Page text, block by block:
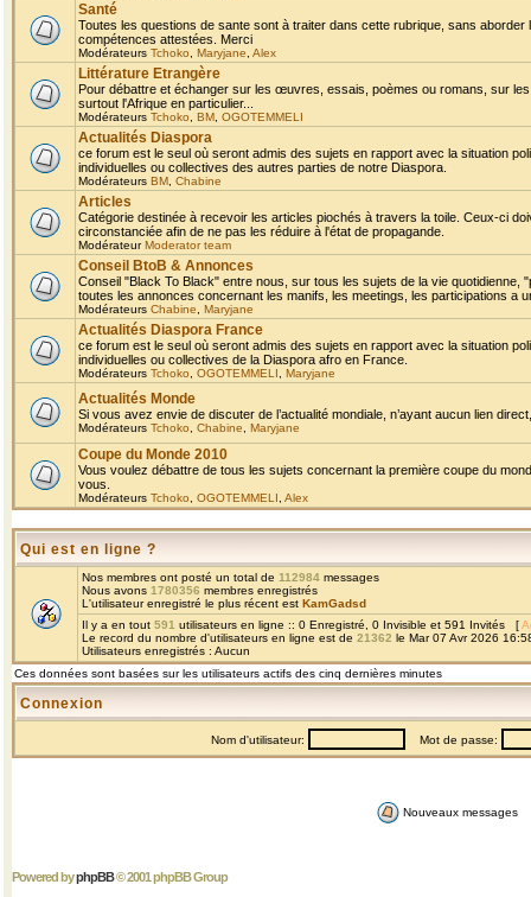
Santé
Toutes les questions de sante sont à traiter dans cette rubrique, sans
compétences attestées. Merci
Modérateurs Tchoko Maryjane Alex
Littérature Etrangère
Pour débattre et échanger sur les œuvres, essais, poèmes ou romans, sur
surtout l'Afrique en particulier...
Modérateurs Tchoko BM OGOTEMMELI
Actualités Diaspora
ce forum est le seul où seront admis des sujets en rapport avec la situation
individuelles ou collectives des autres parties de notre Diaspora.
Modérateurs BM Chabine
Articles
Catégorie destinée à recevoir les articles piochés à travers la toile. Ceux-ci
circonstanciée afin de ne pas les réduire à l'état de propagande.
ModérateurModerator team
Conseil BtoB & Annonces
Conseil "Black To Black" entre nous, sur tous les sujets de la vie
toutes les annonces concernant les manifs, les meetings, les participations a
Modérateurs Chabine Maryjane
Actualités Diaspora France
ce forum est le seul où seront admis des sujets en rapport avec la situation
individuelles ou collectives de la Diaspora afro en France.
Modérateurs Tchoko OGOTEMMELI Maryjane
Actualités Monde
Si vous avez envie de discuter de l’actualité mondiale, n’ayant aucun lien
Modérateurs Tchoko Chabine Maryjane
Coupe du Monde 2010
Vous voulez débattre de tous les sujets concernant la première coupe du
vous.
Modérateurs Tchoko OGOTEMMELI Alex
Qui est en ligne ?
Nos membres ont posté un total de 112984 messages
Nous avons 1780356 membres enregistrés
L'utilisateur enregistré le plus récent est KamGadsd
Il y a en tout 591 utilisateurs en ligne :: 0 Enregistré, 0 Invisible et 591 Invités [
Le record du nombre d'utilisateurs en ligne est de 21362 le Mar 07 Avr 2026
Utilisateurs enregistrés : Aucun
Ces données sont basées sur les utilisateurs actifs des cinq dernières minutes
Connexion
Nom d'utilisateur: Mot de passe:
Nouveaux messages
Powered byphpBB© 2001 phpBB Group